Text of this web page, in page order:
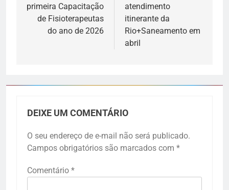
primeira Capacitação
de Fisioterapeutas
do ano de 2026
atendimento
itinerante da
Rio+Saneamento em
abril
DEIXE UM COMENTÁRIO
O seu endereço de e-mail não será publicado.
Campos obrigatórios são marcados com *
Comentário *